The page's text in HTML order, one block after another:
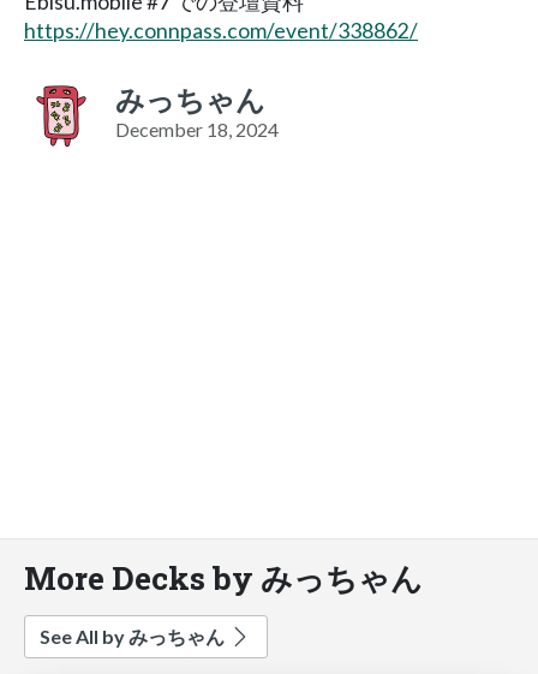
https://hey.connpass.com/event/338862/
みっちゃん
December 18, 2024
More Decks by みっちゃん
See All by みっちゃん